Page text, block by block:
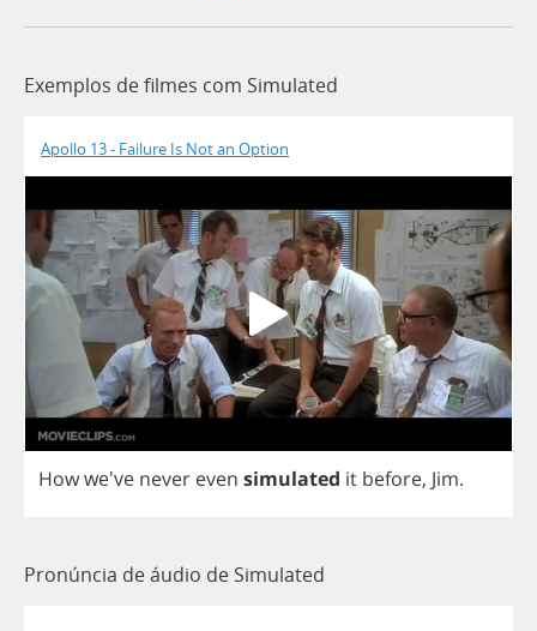
Exemplos de filmes com Simulated
Apollo 13 - Failure Is Not an Option
Howwe've never even simulated it before, Jim.
Pronúncia de áudio de Simulated